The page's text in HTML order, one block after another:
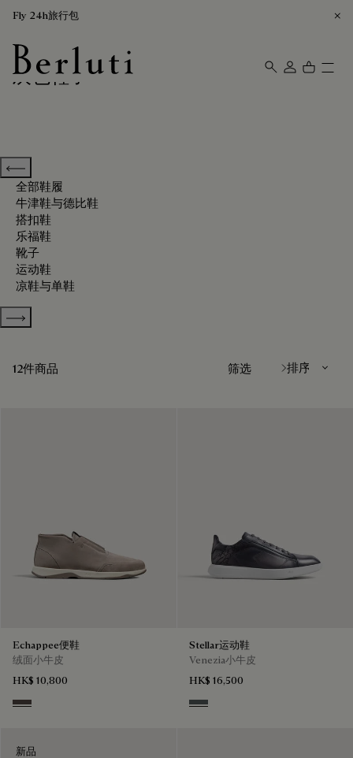
Fly 24h旅行包
Berluti homepage
灰色鞋子
Previous categories
全部鞋履
牛津鞋与德比鞋
搭扣鞋
乐福鞋
靴子
运动鞋
凉鞋与单鞋
Show more categories
12件商品 筛选
Echappee便鞋
绒面小牛皮
HK$ 10,800
Grey
Stellar运动鞋
Venezia小牛皮
HK$ 16,500
Iron Grey
新品